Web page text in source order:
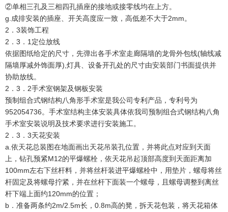
②单相三孔及三相四孔插座的接地或接零线均在上方。
g.成排安装的插座、开关高度应一致，高低差不大于2mm。
2．3装饰工程
2．3．1定位放线
依据图纸给定的尺寸，先弹出各手术室走廊隔墙的龙骨外包线(轴线减
隔墙厚减外饰面厚),灯具、设备开孔处的尺寸由安装部门书面提供并
协助放线。
2．3．2手术室钢架及钢板安装
预制组合式钢结构八角形手术室是我公司专利产品，专利号为
952054736。手术室结构主体安装具体依我司预制组合式钢结构八角
手术室安装说明及技术要求进行安装施工。
2．3．3天花安装
a.依天花总装图在地面画出天花吊装孔位置，并将此点对应到天面
上，钻孔预紧M12的平爆螺栓，依天花吊起顶部高度到天面距离加
100mm左右下丝杆料，并将丝杆装进平爆螺栓中，用垫片，螺母将丝
杆固定及将螺母拧紧，并在丝杆下面装一个螺母，且螺母调整到离丝
杆下端上面约120mm的位置；
b．准备两条约2m/2.5m长，0.8m高的凳，拆天花包装，将天花箱体